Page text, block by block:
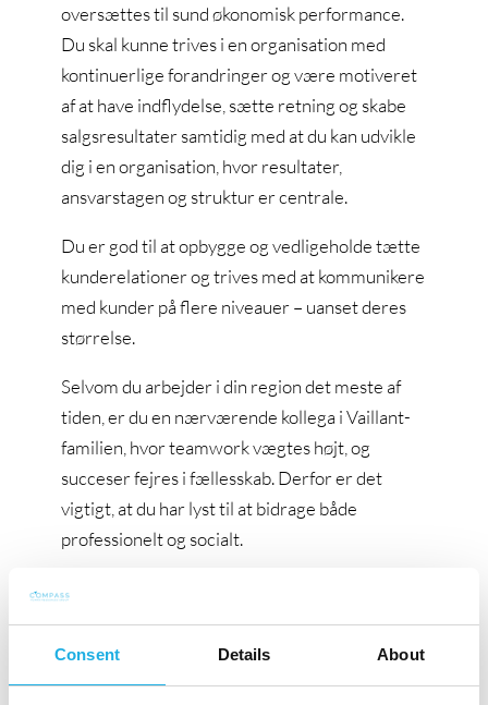
Consent Details About
oversættes til sund økonomisk performance.
Du skal kunne trives i en organisation med
kontinuerlige forandringer og være motiveret
af at have indflydelse, sætte retning og skabe
salgsresultater samtidig med at du kan udvikle
dig i en organisation, hvor resultater,
ansvarstagen og struktur er centrale.
Du er god til at opbygge og vedligeholde tætte
kunderelationer og trives med at kommunikere
med kunder på flere niveauer – uanset deres
størrelse.
Selvom du arbejder i din region det meste af
tiden, er du en nærværende kollega i Vaillant-
familien, hvor teamwork vægtes højt, og
succeser fejres i fællesskab. Derfor er det
vigtigt, at du har lyst til at bidrage både
professionelt og socialt.
Vi forestiller os desuden, at du:
Er resultatorienteret, proaktiv og
entusiastisk